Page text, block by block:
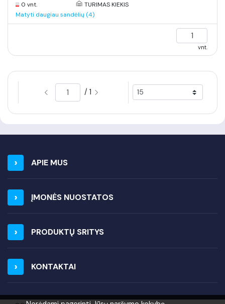
0 vnt.
TURIMAS KIEKIS
Matyti daugiau sandėlių (4)
vnt.
/ 1
APIE MUS
ĮMONĖS NUOSTATOS
PRODUKTŲ SRITYS
KONTAKTAI